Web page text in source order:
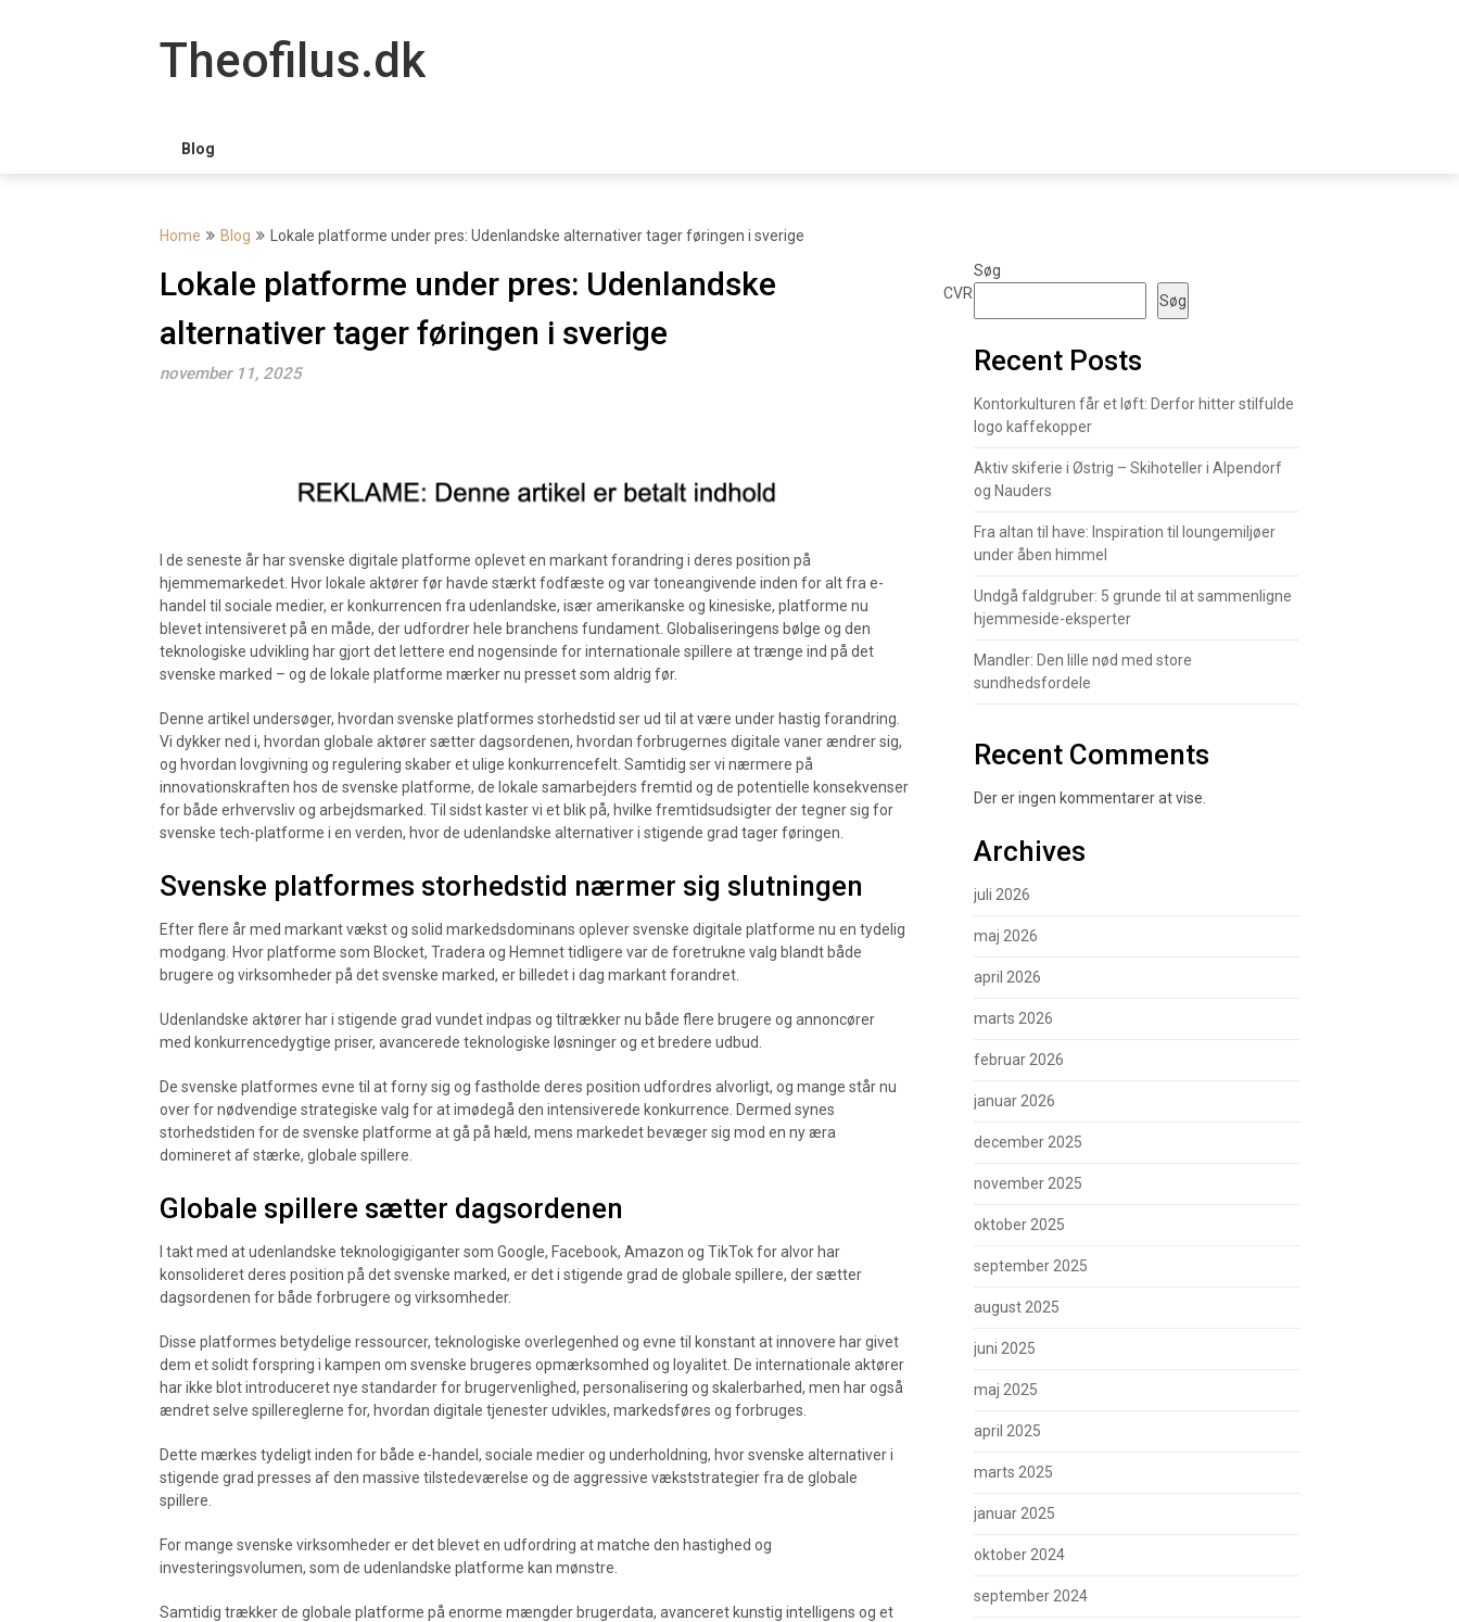
Theofilus.dk
Blog
Home Blog Lokale platforme under pres: Udenlandske alternativer tager føringen i sverige
Lokale platforme under pres: Udenlandske
alternativer tager føringen i sverige
november 11, 2025
I de seneste år har svenske digitale platforme oplevet en markant forandring i deres position på
hjemmemarkedet. Hvor lokale aktører før havde stærkt fodfæste og var toneangivende inden for alt fra e-
handel til sociale medier, er konkurrencen fra udenlandske, især amerikanske og kinesiske, platforme nu
blevet intensiveret på en måde, der udfordrer hele branchens fundament. Globaliseringens bølge og den
teknologiske udvikling har gjort det lettere end nogensinde for internationale spillere at trænge ind på det
svenske marked – og de lokale platforme mærker nu presset som aldrig før.
Denne artikel undersøger, hvordan svenske platformes storhedstid ser ud til at være under hastig forandring.
Vi dykker ned i, hvordan globale aktører sætter dagsordenen, hvordan forbrugernes digitale vaner ændrer sig,
og hvordan lovgivning og regulering skaber et ulige konkurrencefelt. Samtidig ser vi nærmere på
innovationskraften hos de svenske platforme, de lokale samarbejders fremtid og de potentielle konsekvenser
for både erhvervsliv og arbejdsmarked. Til sidst kaster vi et blik på, hvilke fremtidsudsigter der tegner sig for
svenske tech-platforme i en verden, hvor de udenlandske alternativer i stigende grad tager føringen.
Svenske platformes storhedstid nærmer sig slutningen
Efter flere år med markant vækst og solid markedsdominans oplever svenske digitale platforme nu en tydelig
modgang. Hvor platforme som Blocket, Tradera og Hemnet tidligere var de foretrukne valg blandt både
brugere og virksomheder på det svenske marked, er billedet i dag markant forandret.
Udenlandske aktører har i stigende grad vundet indpas og tiltrækker nu både flere brugere og annoncører
med konkurrencedygtige priser, avancerede teknologiske løsninger og et bredere udbud.
De svenske platformes evne til at forny sig og fastholde deres position udfordres alvorligt, og mange står nu
over for nødvendige strategiske valg for at imødegå den intensiverede konkurrence. Dermed synes
storhedstiden for de svenske platforme at gå på hæld, mens markedet bevæger sig mod en ny æra
domineret af stærke, globale spillere.
Globale spillere sætter dagsordenen
I takt med at udenlandske teknologigiganter som Google, Facebook, Amazon og TikTok for alvor har
konsolideret deres position på det svenske marked, er det i stigende grad de globale spillere, der sætter
dagsordenen for både forbrugere og virksomheder.
Disse platformes betydelige ressourcer, teknologiske overlegenhed og evne til konstant at innovere har givet
dem et solidt forspring i kampen om svenske brugeres opmærksomhed og loyalitet. De internationale aktører
har ikke blot introduceret nye standarder for brugervenlighed, personalisering og skalerbarhed, men har også
ændret selve spillereglerne for, hvordan digitale tjenester udvikles, markedsføres og forbruges.
Dette mærkes tydeligt inden for både e-handel, sociale medier og underholdning, hvor svenske alternativer i
stigende grad presses af den massive tilstedeværelse og de aggressive vækststrategier fra de globale
spillere.
For mange svenske virksomheder er det blevet en udfordring at matche den hastighed og
investeringsvolumen, som de udenlandske platforme kan mønstre.
Samtidig trækker de globale platforme på enorme mængder brugerdata, avanceret kunstig intelligens og et
Søg
Søg
Recent Posts
Kontorkulturen får et løft: Derfor hitter stilfulde
logo kaffekopper
Aktiv skiferie i Østrig – Skihoteller i Alpendorf
og Nauders
Fra altan til have: Inspiration til loungemiljøer
under åben himmel
Undgå faldgruber: 5 grunde til at sammenligne
hjemmeside-eksperter
Mandler: Den lille nød med store
sundhedsfordele
Recent Comments
Der er ingen kommentarer at vise.
Archives
juli 2026
maj 2026
april 2026
marts 2026
februar 2026
januar 2026
december 2025
november 2025
oktober 2025
september 2025
august 2025
juni 2025
maj 2025
april 2025
marts 2025
januar 2025
oktober 2024
september 2024
CVR